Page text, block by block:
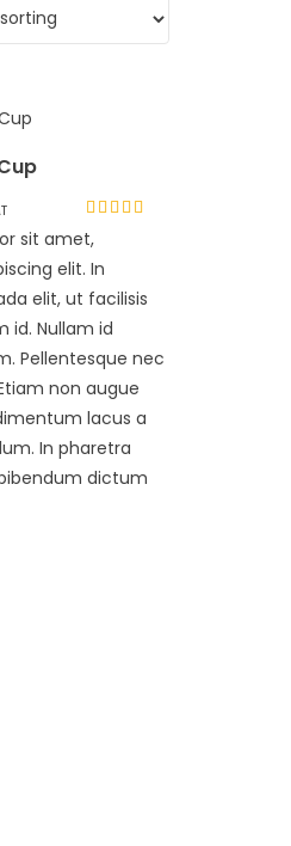
Rated
4.33
out of 5
sit amet,
elit. In
elit, ut facilisis
id. Nullam id
Pellentesque nec
non augue
lacus a
In pharetra
dictum